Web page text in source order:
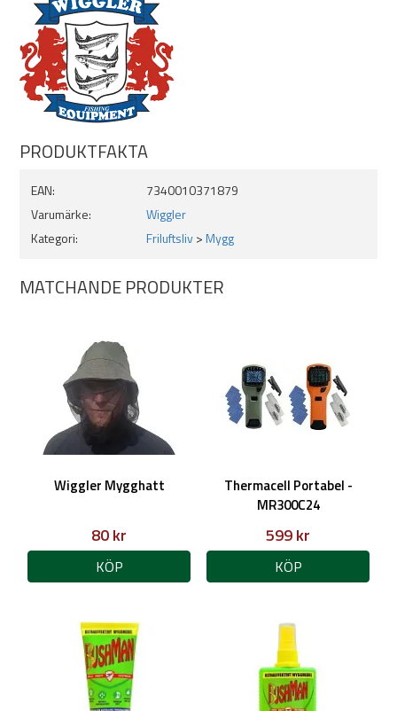
Omfattande skydd
Lätt och andningsbar
Justerbar passform
Funktionell design
Portabel och lätt att packa
Storlekar: Small, Medium, Large, XL
PRODUKTFAKTA
EAN:
7340010371879
Varumärke:
Wiggler
Kategori:
Friluftsliv>Mygg
MATCHANDE PRODUKTER
Wiggler Mygghatt
80 kr
KÖP
Thermacell Portabel -
MR300C24
599 kr
KÖP